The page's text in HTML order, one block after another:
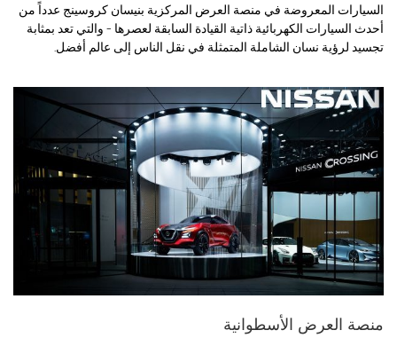
السيارات المعروضة في منصة العرض المركزية بنيسان كروسينج عدداً من
أحدث السيارات الكهربائية ذاتية القيادة السابقة لعصرها - والتي تعد بمثابة
تجسيد لرؤية نسان الشاملة المتمثلة في نقل الناس إلى عالم أفضل.
منصة العرض الأسطوانية